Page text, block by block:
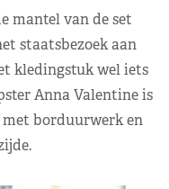
mantel van de set
staatsbezoek aan
kledingstuk wel iets
Anna Valentine is
borduurwerk en